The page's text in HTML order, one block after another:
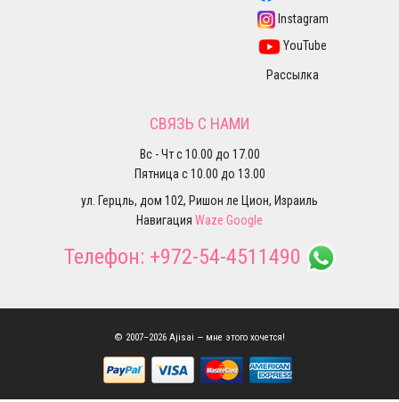
Instagram
YouTube
Рассылка
СВЯЗЬ С НАМИ
Вс - Чт с 10.00 до 17.00
Пятница с 10.00 до 13.00
ул. Герцль, дом 102, Ришон ле Цион, Израиль
Навигация Waze Google
Телефон: +972-54-4511490
© 2007–2026 Ajisai — мне этого хочется!